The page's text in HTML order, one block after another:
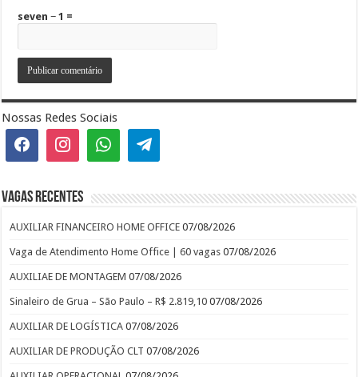
seven − 1 =
Nossas Redes Sociais
Vagas recentes
AUXILIAR FINANCEIRO HOME OFFICE 07/08/2026
Vaga de Atendimento Home Office | 60 vagas 07/08/2026
AUXILIAE DE MONTAGEM 07/08/2026
Sinaleiro de Grua – São Paulo – R$ 2.819,10 07/08/2026
AUXILIAR DE LOGÍSTICA 07/08/2026
AUXILIAR DE PRODUÇÃO CLT 07/08/2026